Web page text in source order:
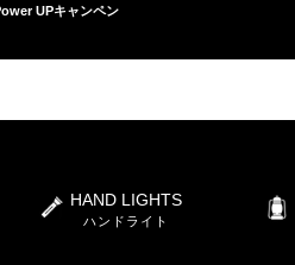
UPキャンペン
HAND LIGHTS
ハンドライト